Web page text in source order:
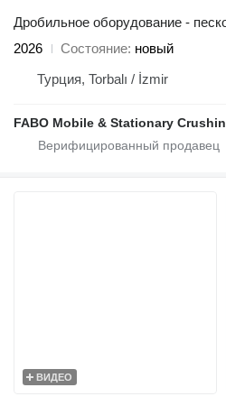
Дробильное оборудование -
2026
Состояние новый
Турция, Torbalı / İzmir
ВИДЕО